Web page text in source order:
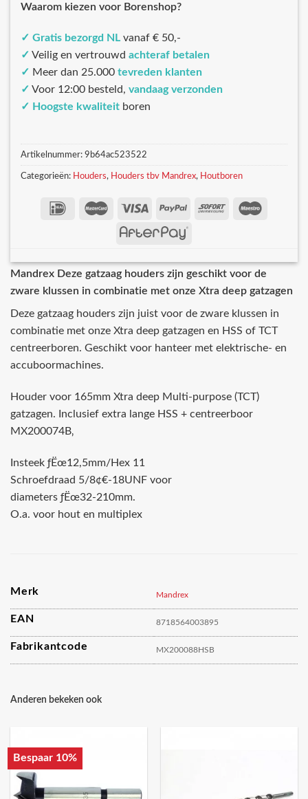
Waarom kiezen voor Borenshop?
✓ Gratis bezorgd NL vanaf € 50,-
✓ Veilig en vertrouwd achteraf betalen
✓ Meer dan 25.000 tevreden klanten
✓ Voor 12:00 besteld, vandaag verzonden
✓ Hoogste kwaliteit boren
Artikelnummer: 9b64ac523522
Categorieën: Houders, Houders tbv Mandrex, Houtboren
Mandrex Deze gatzaag houders zijn geschikt voor de
zware klussen in combinatie met onze Xtra deep gatzagen
Deze gatzaag houders zijn juist voor de zware klussen in
combinatie met onze Xtra deep gatzagen en HSS of TCT
centreerboren. Geschikt voor hanteer met elektrische- en
accuboormachines.
Houder voor 165mm Xtra deep Multi-purpose (TCT)
gatzagen. Inclusief extra lange HSS + centreerboor
MX200074B‚
Insteek ƒËœ12,5mm/Hex 11
Schroefdraad 5/8¢€-18UNF voor
diameters ƒËœ32-210mm.
O.a. voor hout en multiplex
Merk Mandrex
EAN 8718564003895
Fabrikantcode MX200088HSB
Anderen bekeken ook
Bespaar 10%